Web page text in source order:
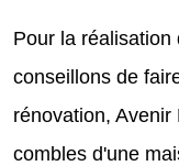
Pour la
conseillons de
rénovation,
combles d'une